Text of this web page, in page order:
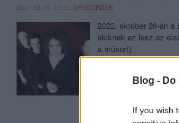
Blog -
If you wish
2021.12.06. 12:12, SRECORDER
2022. október 26-án
akiknek ez lesz az
a műsort).